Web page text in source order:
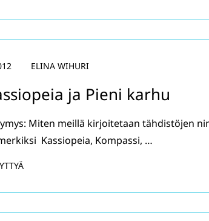
ja Pieni karhu
ELINA WIHURI
Miten meillä kirjoitetaan tähdistöjen
Kassiopeia, Kompassi, …